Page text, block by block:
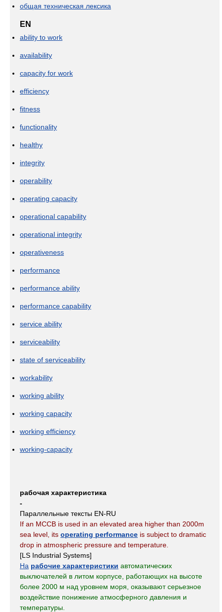
общая техническая лексика
EN
ability to work
availability
capacity for work
efficiency
fitness
functionality
healthy
integrity
operability
operating capacity
operational capability
operational integrity
operativeness
performance
performance ability
performance capability
service ability
serviceability
state of serviceability
workability
working ability
working capacity
working efficiency
working-capacity
рабочая характеристика
-
Параллельные тексты EN-RU
If an MCCB is used in an elevated area higher than 2000m
sea level, its operating performance is subject to dramatic
drop in atmospheric pressure and temperature.
[LS Industrial Systems]
На рабочие характеристики автоматических
выключателей в литом корпусе, работающих на высоте
более 2000 м над уровнем моря, оказывают серьезное
воздействие понижение атмосферного давления и
температуры.